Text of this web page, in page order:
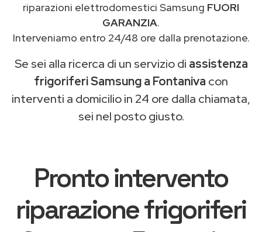
riparazioni elettrodomestici Samsung FUORI
GARANZIA.
Interveniamo entro 24/48 ore dalla prenotazione.
Se sei alla ricerca di un servizio di assistenza
frigoriferi Samsung a Fontaniva con
interventi a domicilio in 24 ore dalla chiamata,
sei nel posto giusto.
Pronto intervento
riparazione frigoriferi